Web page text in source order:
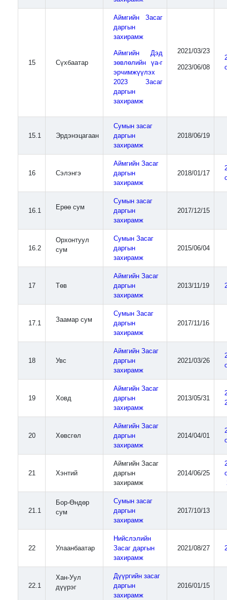
15 Сүхбаатар
Аймгийн Засаг
даргын
захирамж
Аймгийн Дэд
зөвлөлийн үа-г
эрчимжүүлэх
2023 Засаг
даргын
захирамж
2021/03/23
2023/06/08
15.1 Эрдэнэцагаан
Сумын засаг
даргын
захирамж
2018/06/19
16 Сэлэнгэ
Аймгийн Засаг
даргын
захирамж
2018/01/17
16.1 Ерөө сум
Сумын засаг
даргын
захирамж
2017/12/15
16.2
Орхонтуул
сум
Сумын Засаг
даргын
захирамж
2015/06/04
17 Төв
Аймгийн Засаг
даргын
захирамж
2013/11/19
17.1 Заамар сум
Сумын Засаг
даргын
захирамж
2017/11/16
18 Увс
Аймгийн Засаг
даргын
захирамж
2021/03/26
19 Ховд
Аймгийн Засаг
даргын
захирамж
2013/05/31
20 Хөвсгөл
Аймгийн Засаг
даргын
захирамж
2014/04/01
21 Хэнтий
Аймгийн Засаг
даргын
захирамж
2014/06/25
21.1
Бор-Өндөр
сум
Сумын засаг
даргын
захирамж
2017/10/13
22 Улаанбаатар
Нийслэлийн
Засаг даргын
захирамж
2021/08/27
22.1
Хан-Уул
дүүрэг
Дүүргийн засаг
даргын
захирамж
2016/01/15